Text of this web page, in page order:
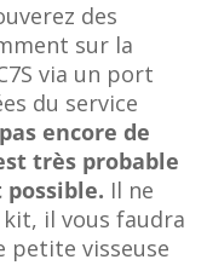
des
sur la
via un port
du service
encore de
très probable
possible. Il ne
il vous faudra
petite visseuse